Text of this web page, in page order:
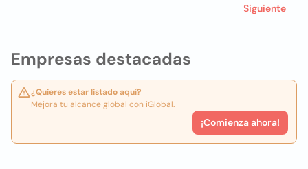
Empresas destacadas
¿Quieres estar listado aquí?
Mejora tu alcance global con iGlobal.
¡Comienza ahora!
Siguiente